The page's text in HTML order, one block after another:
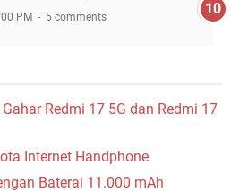
PM 5 comments
Redmi 17 5G dan Redmi 17
Internet Handphone
Baterai 11.000 mAh